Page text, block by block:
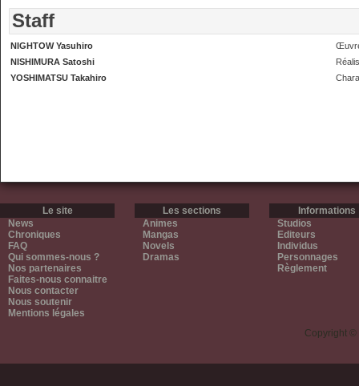
Staff
NIGHTOW Yasuhiro
NISHIMURA Satoshi
YOSHIMATSU Takahiro
Le site
News
Chroniques
FAQ
Qui sommes-nous ?
Nos partenaires
Faites-nous connaitre
Nous contacter
Nous soutenir
Mentions légales
Les sections
Animes
Mangas
Novels
Dramas
Informations
Studios
Editeurs
Individus
Personnages
Règlement
Copyright ©